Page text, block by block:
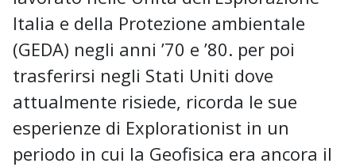
Italia e della Protezione ambientale
(GEDA) negli anni ’70 e ’80. per poi
trasferirsi negli Stati Uniti dove
attualmente risiede, ricorda le sue
esperienze di Explorationist in un
periodo in cui la Geofisica era ancora il